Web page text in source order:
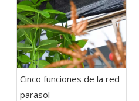
Cinco funciones de la red
parasol